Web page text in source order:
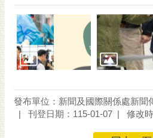
發布單位：新聞及國際關係處新聞
刊登日期：115-01-07
修改